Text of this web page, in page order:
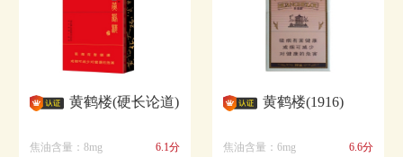
黄鹤楼(硬长论道)
焦油含量：8mg 6.1分
黄鹤楼(1916)
焦油含量：6mg 6.6分